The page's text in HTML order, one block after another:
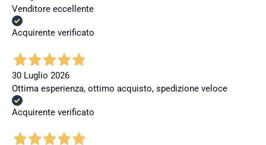
Venditore eccellente
Acquirente verificato
30 Luglio 2026
Ottima esperienza, ottimo acquisto, spedizione veloce
Acquirente verificato